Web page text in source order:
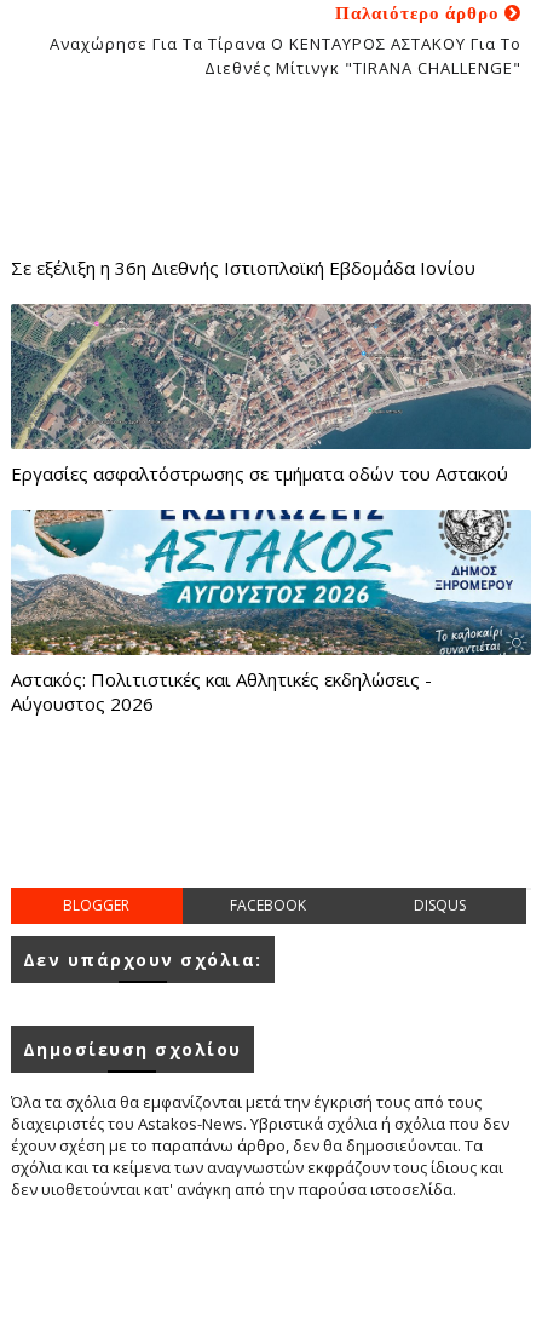
Παλαιότερο άρθρο
Αναχώρησε Για Τα Τίρανα Ο ΚΕΝΤΑΥΡΟΣ ΑΣΤΑΚΟΥ Για Το
Διεθνές Μίτινγκ "TIRANA CHALLENGE"
Σε εξέλιξη η 36η Διεθνής Ιστιοπλοϊκή Εβδομάδα Ιονίου
Εργασίες ασφαλτόστρωσης σε τμήματα οδών του Αστακού
Αστακός: Πολιτιστικές και Αθλητικές εκδηλώσεις -
Αύγουστος 2026
BLOGGER FACEBOOK DISQUS
Δεν υπάρχουν σχόλια:
Δημοσίευση σχολίου
Όλα τα σχόλια θα εμφανίζονται μετά την έγκρισή τους από τους
διαχειριστές του Astakos-News. Υβριστικά σχόλια ή σχόλια που δεν
έχουν σχέση με το παραπάνω άρθρο, δεν θα δημοσιεύονται. Τα
σχόλια και τα κείμενα των αναγνωστών εκφράζουν τους ίδιους και
δεν υιοθετούνται κατ' ανάγκη από την παρούσα ιστοσελίδα.